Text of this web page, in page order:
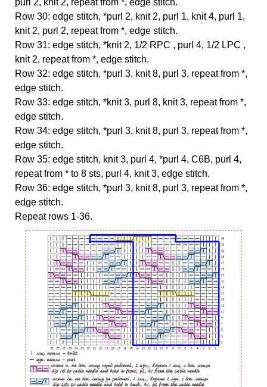
Row 30: edge stitch, *purl 2, knit 2, purl 1, knit 4, purl 1,
knit 2, purl 2, repeat from *, edge stitch.
Row 31: edge stitch, *knit 2, 1/2 RPC , purl 4, 1/2 LPC ,
knit 2, repeat from *, edge stitch.
Row 32: edge stitch, *purl 3, knit 8, purl 3, repeat from *,
edge stitch.
Row 33: edge stitch, *knit 3, purl 8, knit 3, repeat from *,
edge stitch.
Row 34: edge stitch, *purl 3, knit 8, purl 3, repeat from *,
edge stitch.
Row 35: edge stitch, knit 3, purl 4, *purl 4, C6B, purl 4,
repeat from * to 8 sts, purl 4, knit 3, edge stitch.
Row 36: edge stitch, *purl 3, knit 8, purl 3, repeat from *,
edge stitch.
Repeat rows 1-36.